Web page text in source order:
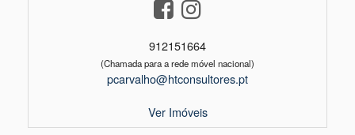
912151664
(Chamada para a rede móvel nacional)
pcarvalho@htconsultores.pt
Ver Imóveis